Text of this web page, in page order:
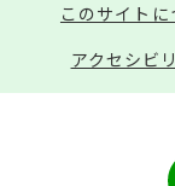
このサイトに
アクセシビ